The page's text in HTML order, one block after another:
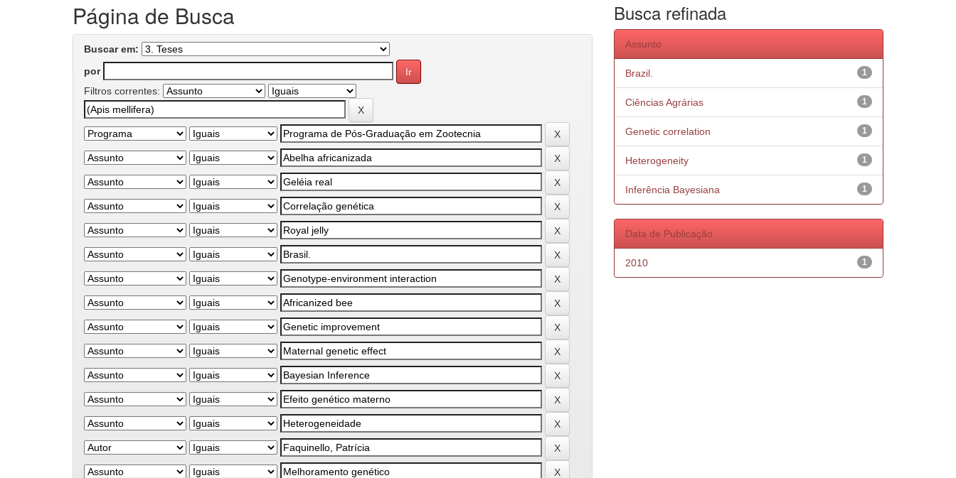
Página de Busca
Buscar em:
por
Filtros correntes:
Busca refinada
Assunto
1
Brazil.
1
Ciências Agrárias
1
Genetic correlation
1
Heterogeneity
1
Inferência Bayesiana
Data de Publicação
1
2010